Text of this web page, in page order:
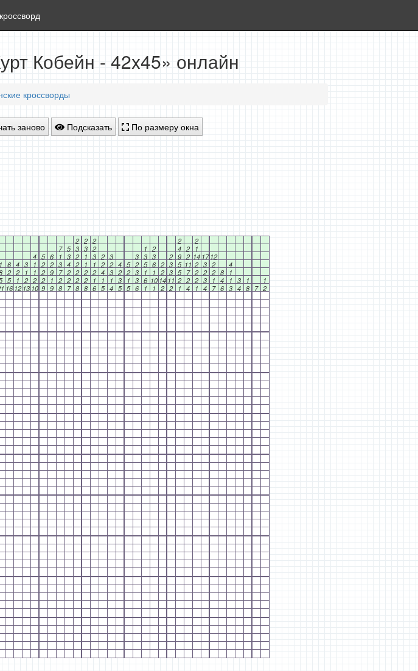
Кобейн - 42x45» онлайн
кроссворды
заново Подсказать По размеру окна
2 2 2 2
2
7 5 3 3 2 1 2 4 2
1
4 5 6 1 3 2 1 3 2 3 3 3 3 2 9 2 14 17 12
1 6 4 3 1 2 2 3 4 2 1 1 2 2 4 5 2 5 6 2 3 5 11 2 3 2
4
2 2 1 1 2 9 7 2 2 2 2 4 3 2 2 3 1 1 2 3 5 7 2 2 2 8
1
5 1 2 2 2 1 2 2 2 2 1 1 1 3 1 3 6 10 14 11 2 2 2 3 1 4 1 3 1
1
16 12 13 10 9 9 8 7 8 8 6 5 4 5 5 6 1 1 2 2 1 4 1 4 7 6 3 4 8 7 2